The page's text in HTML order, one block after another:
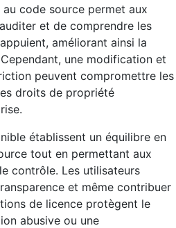
code source permet aux
et de comprendre les
améliorant ainsi la
une modification et
peuvent compromettre les
droits de propriété
établissent un équilibre en
tout en permettant aux
contrôle. Les utilisateurs
et même contribuer
de licence protègent le
abusive ou une